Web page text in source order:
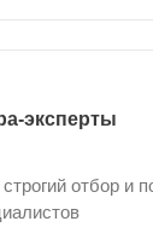
эксперты
отбор и